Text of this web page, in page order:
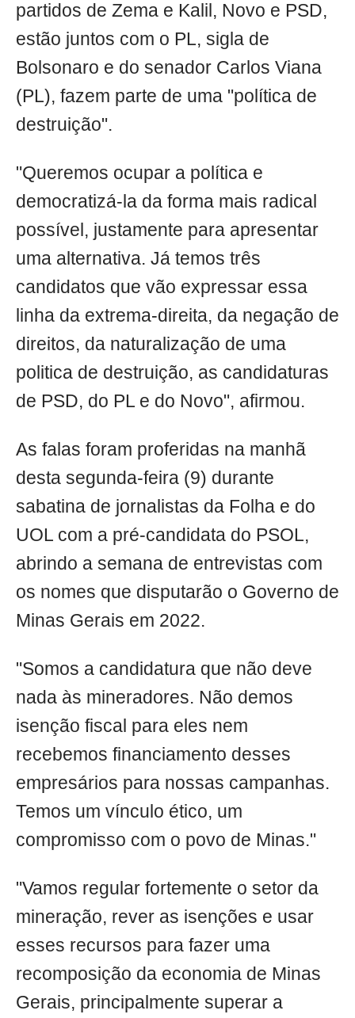
partidos de Zema e Kalil, Novo e PSD,
estão juntos com o PL, sigla de
Bolsonaro e do senador Carlos Viana
(PL), fazem parte de uma "política de
destruição".
"Queremos ocupar a política e
democratizá-la da forma mais radical
possível, justamente para apresentar
uma alternativa. Já temos três
candidatos que vão expressar essa
linha da extrema-direita, da negação de
direitos, da naturalização de uma
politica de destruição, as candidaturas
de PSD, do PL e do Novo", afirmou.
As falas foram proferidas na manhã
desta segunda-feira (9) durante
sabatina de jornalistas da Folha e do
UOL com a pré-candidata do PSOL,
abrindo a semana de entrevistas com
os nomes que disputarão o Governo de
Minas Gerais em 2022.
"Somos a candidatura que não deve
nada às mineradores. Não demos
isenção fiscal para eles nem
recebemos financiamento desses
empresários para nossas campanhas.
Temos um vínculo ético, um
compromisso com o povo de Minas."
"Vamos regular fortemente o setor da
mineração, rever as isenções e usar
esses recursos para fazer uma
recomposição da economia de Minas
Gerais, principalmente superar a